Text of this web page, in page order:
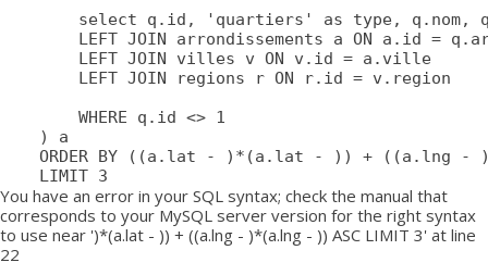
	LIMIT 3
You have an error in your SQL syntax; check the manual that
corresponds to your MySQL server version for the right syntax
to use near ')*(a.lat - )) + ((a.lng - )*(a.lng - )) ASC LIMIT 3' at line
22